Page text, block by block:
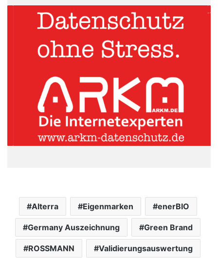
Alterra Eigenmarken enerBIO
Germany Auszeichnung Green Brand
ROSSMANN Validierungsauswertung